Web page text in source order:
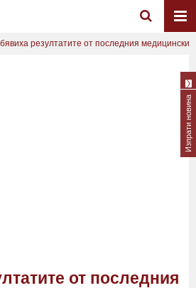
резултатите от последния медицински
от последния
Изпрати новина